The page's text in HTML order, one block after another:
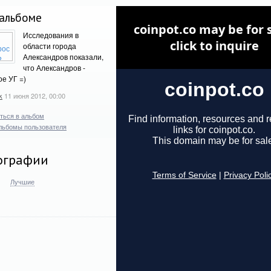
Исследования в
области города
Александров показали,
что Александров -
УГ =)
11 июня 2012, 00:00
в альбом
пользователя
Лучшие